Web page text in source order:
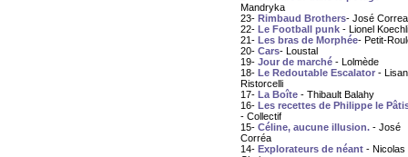
Mandryka
23- Rimbaud Brothers- José Correa
22- Le Football punk - Lionel
21- Les bras de Morphée- Petit-
20- Cars- Loustal
19- Jour de marché - Lolmède
18- Le Redoutable Escalator -
Ristorcelli
17- La Boîte - Thibault Balahy
16- Les recettes de Philippe le
- Collectif
15- Céline, aucune illusion. - José
Corréa
14- Explorateurs de néant - Nicolas